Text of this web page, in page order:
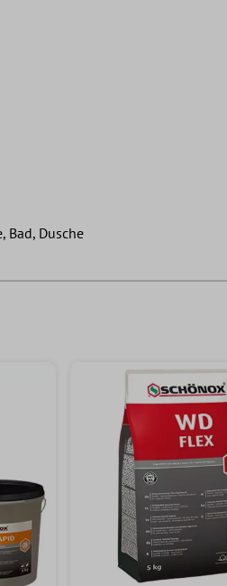
Bad, Dusche